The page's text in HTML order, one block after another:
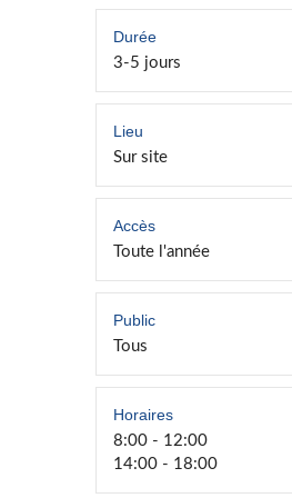
Durée
3-5 jours
Lieu
Sur site
Accès
Toute l'année
Public
Tous
Horaires
8:00 - 12:00
14:00 - 18:00